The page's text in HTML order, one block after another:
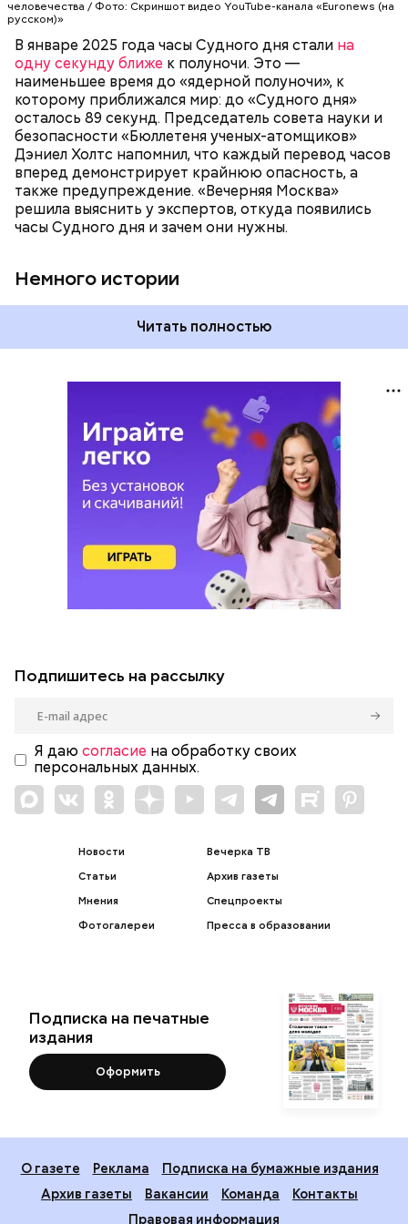
человечества / Фото: Скриншот видео YouTube-канала «Euronews (на
русском)»
В январе 2025 года часы Судного дня стали на
одну секунду ближе к полуночи. Это —
наименьшее время до «ядерной полуночи», к
которому приближался мир: до «Судного дня»
осталось 89 секунд. Председатель совета науки и
безопасности «Бюллетеня ученых-атомщиков»
Дэниел Холтс напомнил, что каждый перевод часов
вперед демонстрирует крайнюю опасность, а
также предупреждение. «Вечерняя Москва»
решила выяснить у экспертов, откуда появились
часы Судного дня и зачем они нужны.
Немного истории
достигнет полуночи. За всю историю их
как ближе, так и дальше от полуночи. Но в 2018
году часы Судного дня впервые за очень долгое
время показали свое самое близкое к катастрофе
время — без двух минут полночь. Вторая холодная
война между США и уже Россией стала обыденным
предметом обсуждения для аналитиков со всего
мира. Но, помимо перспективы отправиться в
«атомный рай», с 2007 года на стрелку часов
влияет еще одна глобальная угроза —
климатические изменения.
Читать полностью
Подпишитесь на рассылку
Я даю согласие на обработку своих
персональных данных.
Новости
Статьи
Мнения
Фотогалереи
Вечерка ТВ
Архив газеты
Спецпроекты
Пресса в образовании
Подписка на печатные
издания
Оформить
О газете Реклама
Подписка на бумажные издания
Архив газеты
Вакансии Команда
Контакты
Правовая информация